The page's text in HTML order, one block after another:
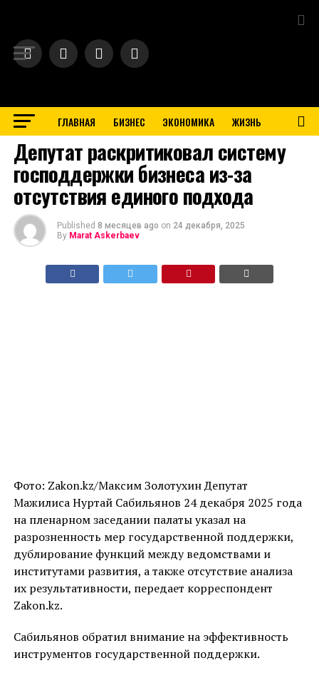
ГЛАВНАЯ БИЗНЕС ЭКОНОМИКА ЖИЗНЬ
BUSINESS
Депутат раскритиковал систему
господдержки бизнеса из-за
отсутствия единого подхода
Published 8 месяцев ago on 24 декабря, 2025
By Marat Askerbaev
Фото: Zakon.kz/Максим Золотухин Депутат
Мажилиса Нуртай Сабильянов 24 декабря 2025 года
на пленарном заседании палаты указал на
разрозненность мер государственной поддержки,
дублирование функций между ведомствами и
институтами развития, а также отсутствие анализа
их результативности, передает корреспондент
Zakon.kz.
Сабильянов обратил внимание на эффективность
инструментов государственной поддержки.